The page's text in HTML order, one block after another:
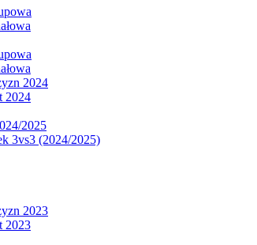
2024
2024
2025
3vs3 (2024/2025)
2023
2023